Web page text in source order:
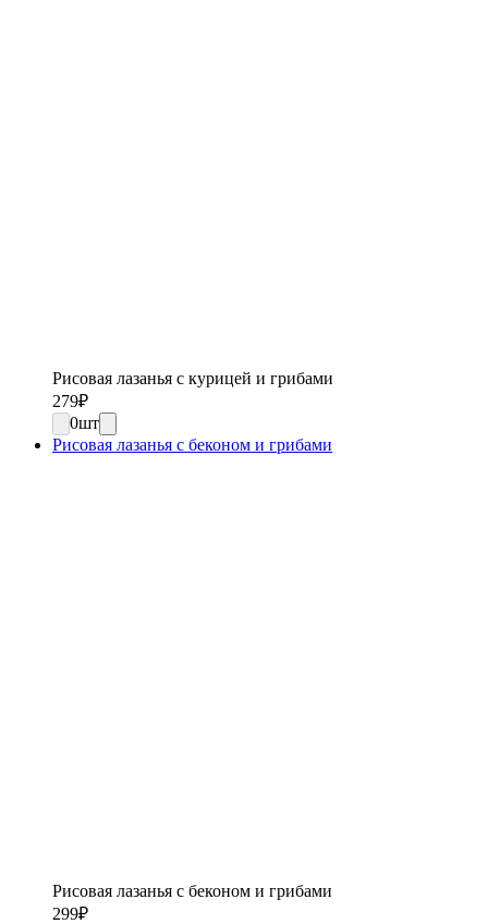
Рисовая лазанья с курицей и грибами
279₽
0шт
Рисовая лазанья с беконом и грибами
Рисовая лазанья с беконом и грибами
299₽